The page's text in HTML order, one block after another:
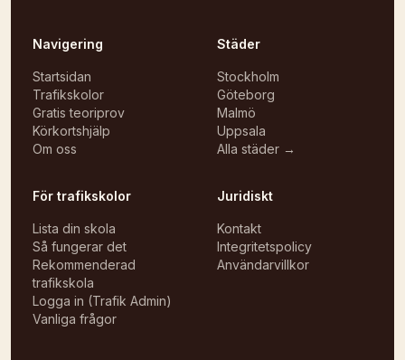
Navigering
Startsidan
Trafikskolor
Gratis teoriprov
Körkortshjälp
Om oss
Städer
Stockholm
Göteborg
Malmö
Uppsala
Alla städer →
För trafikskolor
Lista din skola
Så fungerar det
Rekommenderad
trafikskola
Logga in (Trafik Admin)
Vanliga frågor
Juridiskt
Kontakt
Integritetspolicy
Användarvillkor